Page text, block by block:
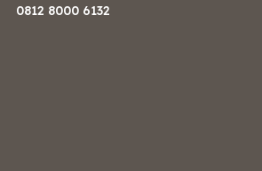
0812 8000 6132